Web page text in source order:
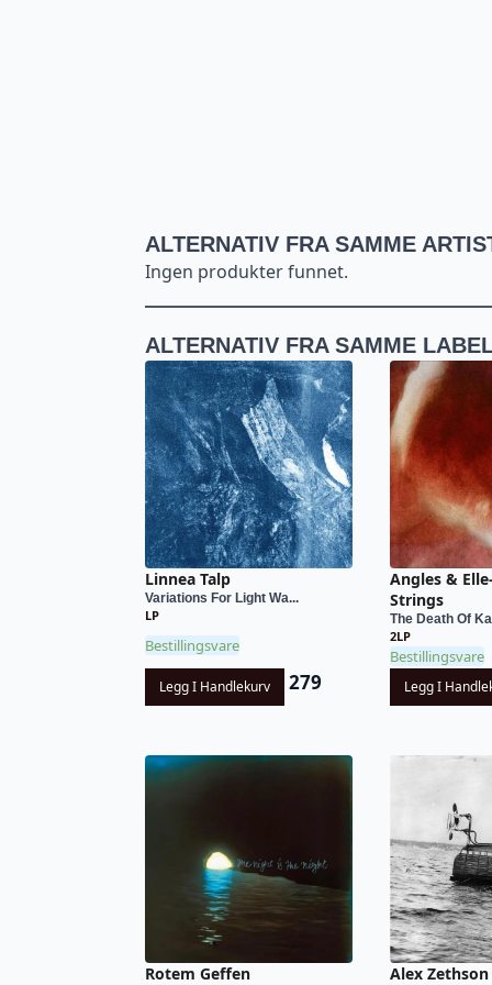
ALTERNATIV FRA SAMME
Ingen produkter funnet.
ALTERNATIV FRA SAMME
Linnea Talp
Variations For Light Wa...
LP
Bestillingsvare
Legg I Handlekurv 279
Angles &
Strings
The Death Of
2LP
Bestillingsvare
Legg I
Rotem Geffen Alex